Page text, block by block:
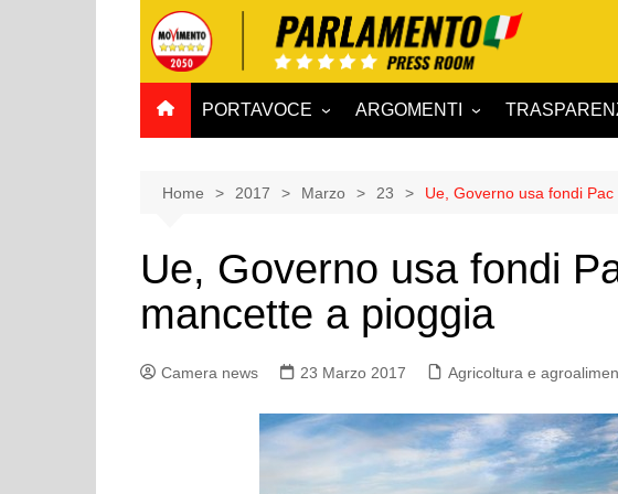
PORTAVOCE
SENATO
ARGOMENTI
Affari esteri
Agricoltura e agroalimentare
Ambiente e Territorio
Antimafia
Attività produttive
Bilancio
Comunicazioni e Vigilanza
Home 2017 Marzo 23 Ue, Governo usa fondi
Ue, Governo usa fondi
mancette a pioggia
Camera news 23 Marzo 2017 Agricoltura e